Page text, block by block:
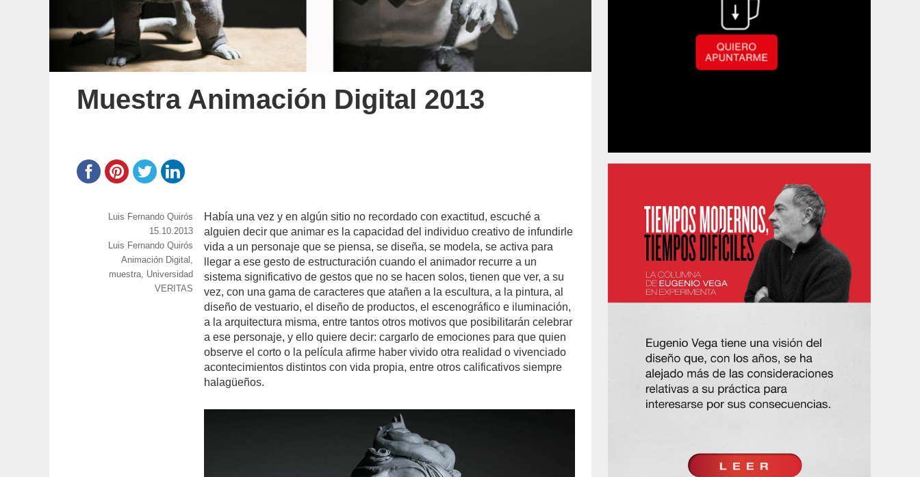
Muestra Animación Digital 2013
Había una vez y en algún sitio no recordado con exactitud, escuché a
alguien decir que animar es la capacidad del individuo creativo de infundirle
vida a un personaje que se piensa, se diseña, se modela, se activa para
llegar a ese gesto de estructuración cuando el animador recurre a un
sistema significativo de gestos que no se hacen solos, tienen que ver, a su
vez, con una gama de caracteres que atañen a la escultura, a la pintura, al
diseño de vestuario, el diseño de productos, el escenográfico e iluminación,
a la arquitectura misma, entre tantos otros motivos que posibilitarán celebrar
a ese personaje, y ello quiere decir: cargarlo de emociones para que quien
observe el corto o la película afirme haber vivido otra realidad o vivenciado
acontecimientos distintos con vida propia, entre otros calificativos siempre
halagüeños.
https://www.experimenta.es/author/luis-
quiros/
Luis Fernando Quirós
Publicado
el
15.10.2013
Categorías
Luis Fernando Quirós
Etiquetas
Animación Digital
muestra Universidad
VERITAS